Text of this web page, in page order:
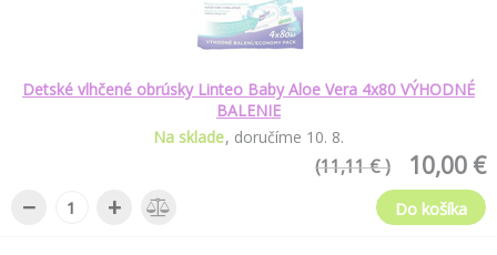
Detské vlhčené obrúsky Linteo Baby Aloe Vera 4x80 VÝHODNÉ
BALENIE
Na sklade doručíme 10. 8.
10,00 €
(11,11 € )
− + Do košíka